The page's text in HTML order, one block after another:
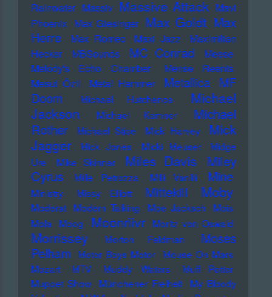
Rainwater Massiv Massive Attack Mavi
Phoenix Max Giesinger Max Goldt Max
Herre
Max Romeo Maxi Jazz
Maximilian
Hecker
MBSounds MC Conrad
Meese
Melody's Echo Chamber
Mense Reents
Mesut Özil
Metal Hammer Metallica MF
Doom
Michael Hutchence
Michael
Jackson
Michael Kemner
Michael
Rother
Michael Stipe Mick Harvey
Mick
Jagger
Mick Jones Micki Meuser
Midge
Ure
Mike Skinner Miles Davis
Miley
Cyrus
Mille Petrozza Milli Vanilli Mine
Ministry Missy Elliott Mittekill Moby
Moderat Modern Talking Moe Jacksch
Mois
Mola
Moog Moonriivr Moritz von Oswald
Morrissey Morton Feldman
Moses
Pelham
Motor Boys Motor
Mouse On Mars
Mozart
MTV Muddy Waters
Muff Potter
Muppet Show
Münchener Freiheit
My Bloody